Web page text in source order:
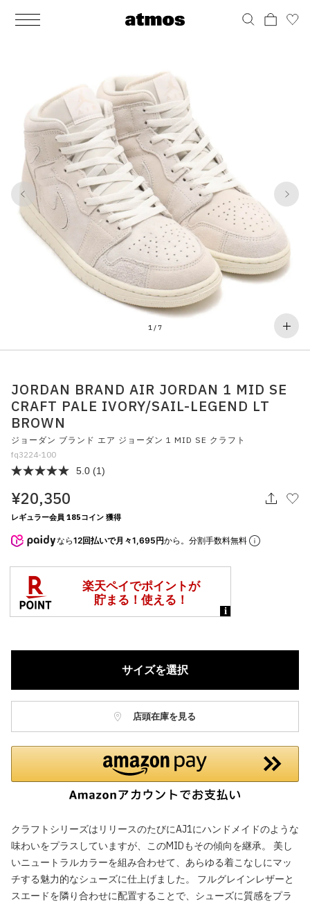
MEN
ウェア
バッグ
アクセサリー
その他
アディダス ピックアップ
シューズ
ブーツ
サンダル
その他
すべてのシューズ
ライフスタイルランニング
ウェア
アウター
パンツ
ソックス
アンダーウェア
水着
すべてのウェア
バッグ
バックパック / リュック
ショルダー / メッセンジャーバッグ
トート / エコバッグ
クラッチ / セカンドバッグ
ウエストバッグ
その他
すべてのバッグ
アクセサリー
ポーチ / ウォレット
帽子
グッズ / アクセサリー
その他
すべてのアクセサリー
その他
シューケア / グッズ
おもちゃ / フィギュア
その他
すべてのその他
WOMENS
ウェア
バッグ
アクセサリー
その他
アディダス ピックアップ
シューズ
ブーツ
サンダル / パンプス
その他
すべてのシューズ
ライフスタイルランニング
ウェア
アウター
パンツ
ワンピース
スカート
ソックス
アンダーウェア
すべてのウェア
バッグ
バックパック / リュック
ショルダー / メッセンジャーバッグ
トート / エコバッグ
クラッチ / セカンドバッグ
ウエストバッグ
その他
すべてのバッグ
アクセサリー
ポーチ / ウォレット
帽子
グッズ / アクセサリー
その他
すべてのアクセサリー
その他
シューケア / グッズ
おもちゃ / フィギュア
その他
すべてのその他
1 /7
1 7
JORDAN BRAND AIR JORDAN 1 MID SE
CRAFT PALE IVORY/SAIL-LEGEND LT
BROWN
ジョーダン ブランド エア ジョーダン 1 MID SE クラフト
fq3224-100
5.0 (1)
¥20,350
レギュラー会員 185コイン 獲得
なら12回払いで月々1,695円から。分割手数料無料
サイズを選択
店頭在庫を見る
クラフトシリーズはリリースのたびにAJ1にハンドメイドのような
味わいをプラスしていますが、このMIDもその傾向を継承。 美し
いニュートラルカラーを組み合わせて、あらゆる着こなしにマッ
チする魅力的なシューズに仕上げました。 フルグレインレザーと
スエードを隣り合わせに配置することで、シューズに質感をプラ